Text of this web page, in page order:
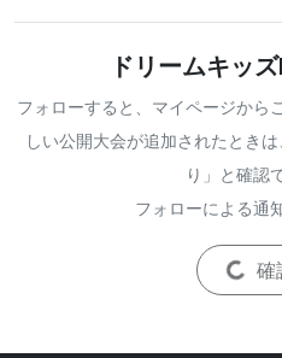
ドリームキッ
フォローすると、マイページから
しい公開大会が追加されたとき
り」と確認
フォローによる通
確